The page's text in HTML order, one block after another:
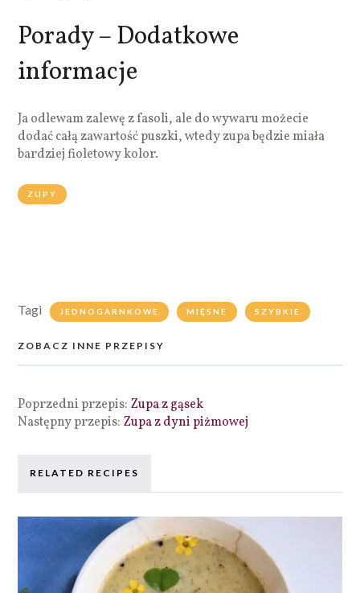
Porady – Dodatkowe
informacje
Ja odlewam zalewę z fasoli, ale do wywaru możecie
dodać całą zawartość puszki, wtedy zupa będzie miała
bardziej fioletowy kolor.
ZUPY
Tagi JEDNOGARNKOWE MIĘSNE SZYBKIE
ZOBACZ INNE PRZEPISY
Poprzedni przepis: Zupa z gąsek
Następny przepis: Zupa z dyni piżmowej
RELATED RECIPES